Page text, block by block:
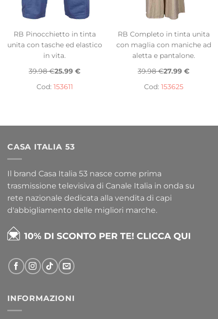
RB Pinocchietto in tinta
unita con tasche ed elastico
in vita.
39.98 €25.99 €
Cod: 153611
RB Completo in tinta unita
con maglia con maniche ad
aletta e pantalone.
39.98 €27.99 €
Cod: 153625
CASA ITALIA 53
Il brand Casa Italia 53 nasce come prima
trasmissione televisiva di Canale Italia in onda su
rete nazionale dedicata alla vendita di capi
d'abbigliamento delle migliori marche.
INFORMAZIONI